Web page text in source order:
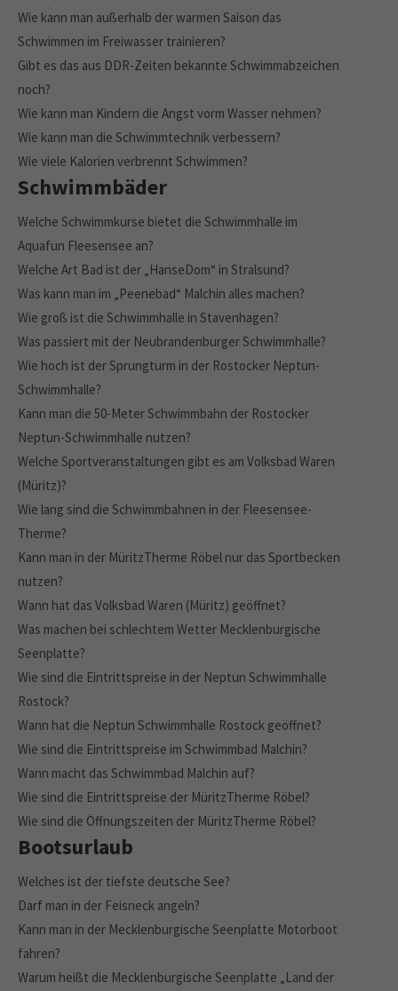
Wie kann man außerhalb der warmen Saison das
Schwimmen im Freiwasser trainieren?
Gibt es das aus DDR-Zeiten bekannte Schwimmabzeichen
noch?
Wie kann man Kindern die Angst vorm Wasser nehmen?
Wie kann man die Schwimmtechnik verbessern?
Wie viele Kalorien verbrennt Schwimmen?
Schwimmbäder
Welche Schwimmkurse bietet die Schwimmhalle im
Aquafun Fleesensee an?
Welche Art Bad ist der „HanseDom“ in Stralsund?
Was kann man im „Peenebad“ Malchin alles machen?
Wie groß ist die Schwimmhalle in Stavenhagen?
Was passiert mit der Neubrandenburger Schwimmhalle?
Wie hoch ist der Sprungturm in der Rostocker Neptun-
Schwimmhalle?
Kann man die 50-Meter Schwimmbahn der Rostocker
Neptun-Schwimmhalle nutzen?
Welche Sportveranstaltungen gibt es am Volksbad Waren
(Müritz)?
Wie lang sind die Schwimmbahnen in der Fleesensee-
Therme?
Kann man in der MüritzTherme Röbel nur das Sportbecken
nutzen?
Wann hat das Volksbad Waren (Müritz) geöffnet?
Was machen bei schlechtem Wetter Mecklenburgische
Seenplatte?
Wie sind die Eintrittspreise in der Neptun Schwimmhalle
Rostock?
Wann hat die Neptun Schwimmhalle Rostock geöffnet?
Wie sind die Eintrittspreise im Schwimmbad Malchin?
Wann macht das Schwimmbad Malchin auf?
Wie sind die Eintrittspreise der MüritzTherme Röbel?
Wie sind die Öffnungszeiten der MüritzTherme Röbel?
Bootsurlaub
Welches ist der tiefste deutsche See?
Darf man in der Feisneck angeln?
Kann man in der Mecklenburgische Seenplatte Motorboot
fahren?
Warum heißt die Mecklenburgische Seenplatte „Land der